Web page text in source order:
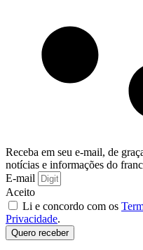
Receba em seu e-mail, de
notícias e informações do
E-mail
Aceito
Li e concordo com os
Privacidade.
Quero receber